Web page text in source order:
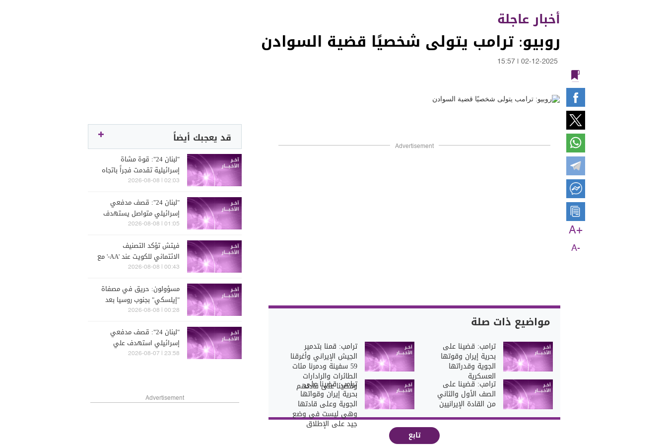
أخبار عاجلة
روبيو: ترامب يتولى شخصيًا قضية السوادن
02-12-2025
15:57
A+
A-
Advertisement
مواضيع ذات صلة
ترامب: قضينا على
بحرية إيران وقوتها
الجوية وقدراتها
العسكرية
ترامب: قمنا بتدمير
الجيش الإيراني وأغرقنا
59 سفينة ودمرنا مئات
الطائرات والرادارات
وقضينا على قادتهم ترامب: قضينا على
الصف الأول والثاني
من القادة الإيرانيين
ترامب: قضينا على
بحرية إيران وقواتها
الجوية وعلى قادتها
وهي ليست في وضع
جيد على الإطلاق
تابع
قد يعجبك أيضاً
"لبنان 24": قوة مشاة
إسرائيلية تقدمت فجراً باتجاه
منطقة شميس عند أطراف
تفتيش في الاحراش
02:03 | 2026-08-08
"لبنان 24": قصف مدفعي
إسرائيلي متواصل يستهدف
حي الجامعات في كفررمان
01:05 | 2026-08-08
فيتش تؤكد التصنيف
الائتماني للكويت عند 'AA-' مع
نظرة مستقبلية مستقرة
00:43 | 2026-08-08
مسؤولون: حريق في مصفاة
"إيلسكي" بجنوب روسيا بعد
هجوم بطائرة مسيّرة
00:28 | 2026-08-08
"لبنان 24": قصف مدفعي
إسرائيلي استهدف علي
الطاهر
23:58 | 2026-08-07
Advertisement